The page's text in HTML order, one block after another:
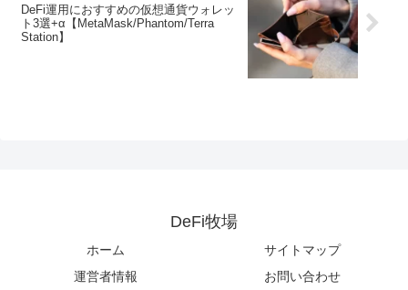
DeFi運用におすすめの仮想通貨ウォレッ
ト3選+α【MetaMask/Phantom/Terra
Station】
DeFi牧場
ホーム
サイトマップ
運営者情報
お問い合わせ